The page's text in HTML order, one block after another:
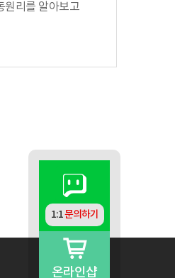
1:1문의하기
온라인샵
원리를 알아보고